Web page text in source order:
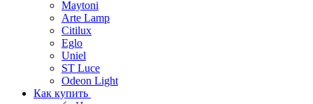
Maytoni
Arte Lamp
Citilux
Eglo
Uniel
ST Luce
Odeon Light
Как купить